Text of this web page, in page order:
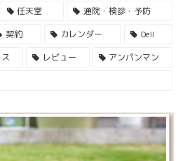
任天堂
通院・検診・予防
契約 カレンダー
Dell
レビュー
アンパンマン